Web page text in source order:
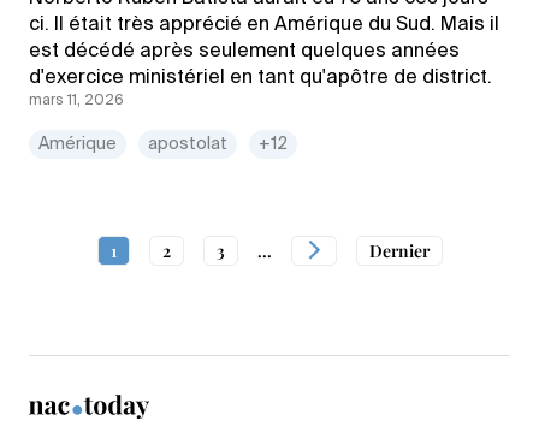
ci. Il était très apprécié en Amérique du Sud. Mais il
est décédé après seulement quelques années
d'exercice ministériel en tant qu'apôtre de district.
mars 11, 2026
Amérique apostolat +12
1 2 3 ... Dernier